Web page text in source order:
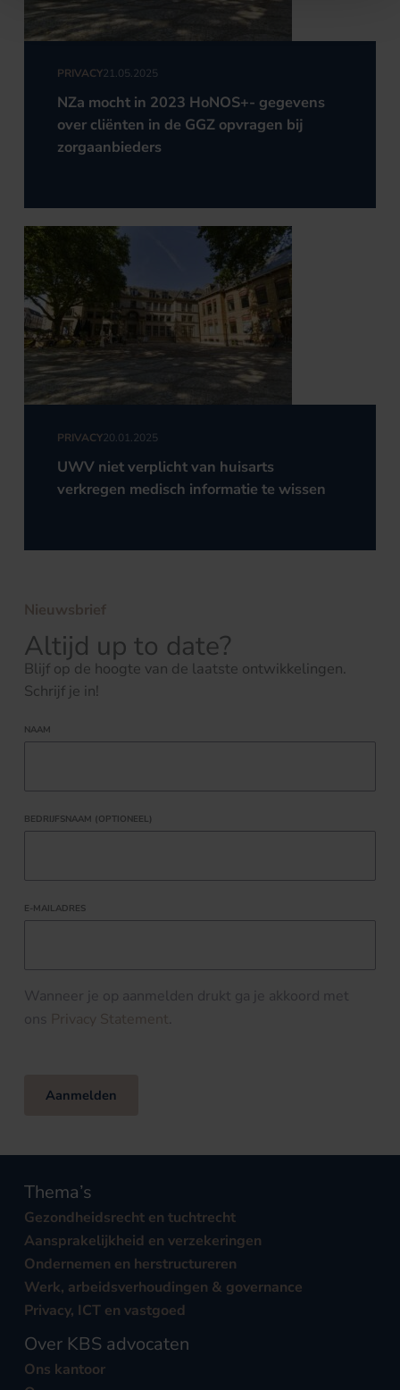
PRIVACY21.05.2025
NZa mocht in 2023 HoNOS+- gegevens
over cliënten in de GGZ opvragen bij
zorgaanbieders
PRIVACY20.01.2025
UWV niet verplicht van huisarts
verkregen medisch informatie te wissen
Nieuwsbrief
Altijd up to date?
Blijf op de hoogte van de laatste ontwikkelingen.
Schrijf je in!
NAAM
BEDRIJFSNAAM (OPTIONEEL)
E-MAILADRES
Wanneer je op aanmelden drukt ga je akkoord met
ons Privacy Statement.
Aanmelden
Thema’s
Gezondheidsrecht en tuchtrecht
Aansprakelijkheid en verzekeringen
Ondernemen en herstructureren
Werk, arbeidsverhoudingen & governance
Privacy, ICT en vastgoed
Over KBS advocaten
Ons kantoor